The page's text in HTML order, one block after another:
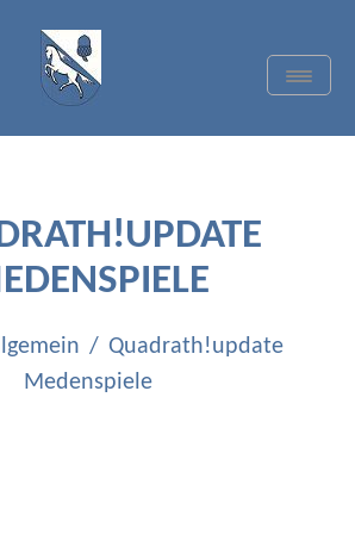
Toggle
WEISS
E.V.
Quadrath!update
Medenspiele